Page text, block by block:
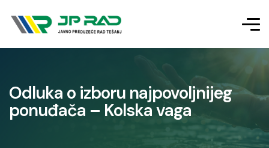
Odluka o izboru najpovoljnijeg
ponuđača – Kolska vaga